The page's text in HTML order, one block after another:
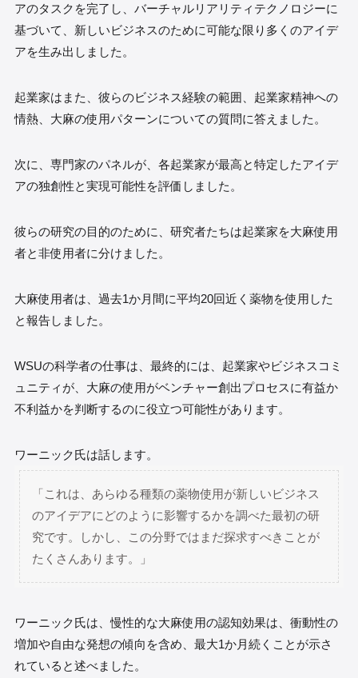
アのタスクを完了し、バーチャルリアリティテクノロジーに
基づいて、新しいビジネスのために可能な限り多くのアイデ
アを生み出しました。
起業家はまた、彼らのビジネス経験の範囲、起業家精神への
情熱、大麻の使用パターンについての質問に答えました。
次に、専門家のパネルが、各起業家が最高と特定したアイデ
アの独創性と実現可能性を評価しました。
彼らの研究の目的のために、研究者たちは起業家を大麻使用
者と非使用者に分けました。
大麻使用者は、過去1か月間に平均20回近く薬物を使用した
と報告しました。
WSUの科学者の仕事は、最終的には、起業家やビジネスコミ
ュニティが、大麻の使用がベンチャー創出プロセスに有益か
不利益かを判断するのに役立つ可能性があります。
ワーニック氏は話します。
「これは、あらゆる種類の薬物使用が新しいビジネス
のアイデアにどのように影響するかを調べた最初の研
究です。しかし、この分野ではまだ探求すべきことが
たくさんあります。」
ワーニック氏は、慢性的な大麻使用の認知効果は、衝動性の
増加や自由な発想の傾向を含め、最大1か月続くことが示さ
れていると述べました。